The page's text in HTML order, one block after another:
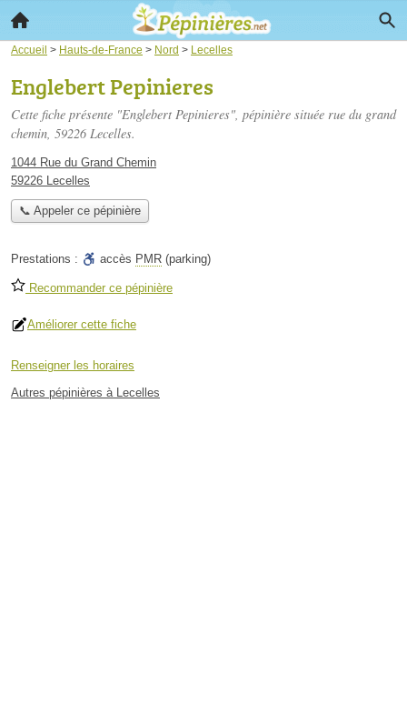
Accueil > Hauts-de-France > Nord > Lecelles
Englebert Pepinieres
Cette fiche présente "Englebert Pepinieres", pépinière située rue du grand
chemin, 59226 Lecelles.
1044 Rue du Grand Chemin
59226 Lecelles
📞 Appeler ce pépinière
Prestations : accès PMR (parking)
Recommander ce pépinière
Améliorer cette fiche
Renseigner les horaires
Autres pépinières à Lecelles